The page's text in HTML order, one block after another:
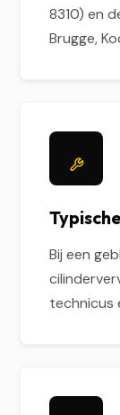
8310) en
Brugge,
Bij een
technicus